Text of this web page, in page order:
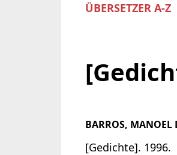
ÜBERSETZER A-Z
BARROS, MANOEL
[Gedichte]. 1996.